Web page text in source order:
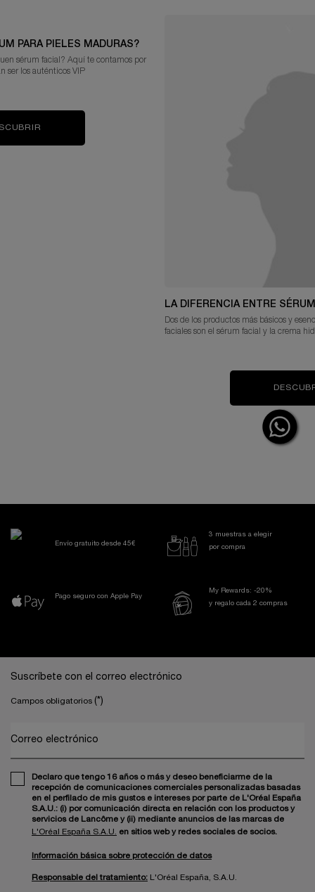
PARA PIELES MADURAS?
sérum facial? Aquí te contamos por
ser los auténticos VIP
LA DIFERENCIA ENTRE
Dos de los productos más básicos y
faciales son el sérum facial y la crema
Envío gratuito desde 45€
3 muestras a elegir
por compra
Pago seguro con Apple Pay
My Rewards: -20%
y regalo cada 2 compras
Suscríbete con el correo electrónico
Campos obligatorios (*)
Correo electrónico
Declaro que tengo 16 años o más y deseo beneficiarme de la
recepción de comunicaciones comerciales personalizadas basadas
en el perfilado de mis gustos e intereses por parte de L'Oréal España
S.A.U.: (i) por comunicación directa en relación con los productos y
servicios de Lancôme y (ii) mediante anuncios de las marcas de
L'Oréal España S.A.U. en sitios web y redes sociales de socios.
Información básica sobre protección de datos
Responsable del tratamiento: L'Oréal España, S.A.U.